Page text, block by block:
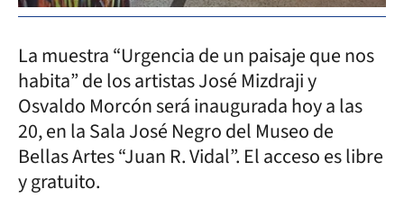
La muestra “Urgencia de un paisaje que nos
habita” de los artistas José Mizdraji y
Osvaldo Morcón será inaugurada hoy a las
20, en la Sala José Negro del Museo de
Bellas Artes “Juan R. Vidal”. El acceso es libre
y gratuito.